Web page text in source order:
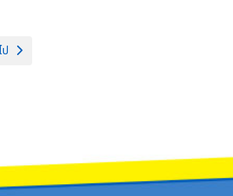
ทร์ที่ 17 มีนาคม 2568 นายธำรงค์ หน่อเรือง ผู้อำนว
าถัดไป: จกรรมการแข่งขันกีฬาเชื่อมสัมพันธ์ระหว่า